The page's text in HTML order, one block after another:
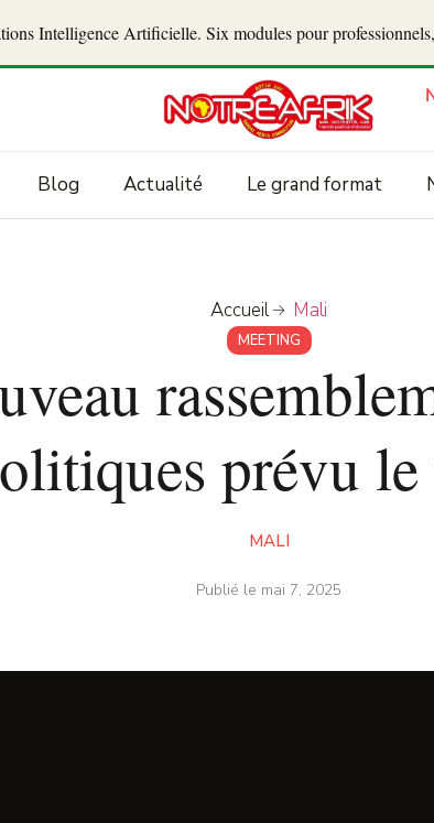
Intelligence Artificielle. Six modules pour
Blog Actualité Le grand format
Accueil Mali
MEETING
prévu
MALI
Publié le mai 7, 2025